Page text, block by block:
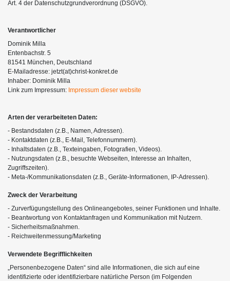
Art. 4 der Datenschutzgrundverordnung (DSGVO).
Verantwortlicher
Dominik Milla
Entenbachstr. 5
81541 München, Deutschland
E-Mailadresse: jetzt(at)christ-konkret.de
Inhaber: Dominik Milla
Link zum Impressum: Impressum dieser website
Arten der verarbeiteten Daten:
- Bestandsdaten (z.B., Namen, Adressen).
- Kontaktdaten (z.B., E-Mail, Telefonnummern).
- Inhaltsdaten (z.B., Texteingaben, Fotografien, Videos).
- Nutzungsdaten (z.B., besuchte Webseiten, Interesse an Inhalten,
Zugriffszeiten).
- Meta-/Kommunikationsdaten (z.B., Geräte-Informationen, IP-Adressen).
Zweck der Verarbeitung
- Zurverfügungstellung des Onlineangebotes, seiner Funktionen und Inhalte.
- Beantwortung von Kontaktanfragen und Kommunikation mit Nutzern.
- Sicherheitsmaßnahmen.
- Reichweitenmessung/Marketing
Verwendete Begrifflichkeiten
„Personenbezogene Daten“ sind alle Informationen, die sich auf eine
identifizierte oder identifizierbare natürliche Person (im Folgenden